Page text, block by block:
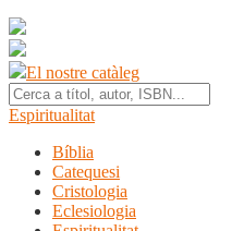
El nostre catàleg
Espiritualitat
Bíblia
Catequesi
Cristologia
Eclesiologia